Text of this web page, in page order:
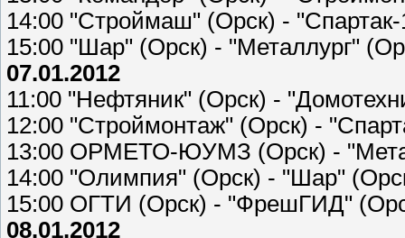
14:00 "Строймаш" (Орск) -
15:00 "Шар" (Орск) - "Металлург"
07.01.2012
11:00 "Нефтяник" (Орск) -
12:00 "Строймонтаж" (Орск) -
13:00 ОРМЕТО-ЮУМЗ (Орск) -
14:00 "Олимпия" (Орск) - "Шар"
15:00 ОГТИ (Орск) - "ФрешГИД"
08.01.2012